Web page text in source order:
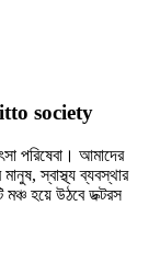
society
পরিষেবা। আমাদের
স্বাস্থ্য ব্যবস্থার
হয়ে উঠবে ডক্টরস